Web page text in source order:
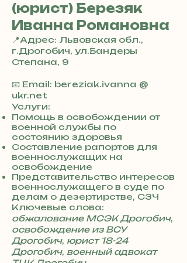
(юрист) Березяк
Иванна Романовна
📍Адрес: Львовская обл.,
г.Дрогобич, ул.Бандеры
Степана, 9
3
8
0
7
3
0
4
8
5
7
8
4
📧 Email: bereziak.ivanna @
ukr.net
Услуги:
Помощь в освобождении от
военной службы по
состоянию здоровья
Составление рапортов для
военнослужащих на
освобождение
Представительство интересов
военнослужащего в суде по
делам о дезертирстве, СЗЧ
Ключевые слова:
обжалование МСЭК Дрогобич,
освобождение из ВСУ
Дрогобич, юрист 18-24
Дрогобич, военный адвокат